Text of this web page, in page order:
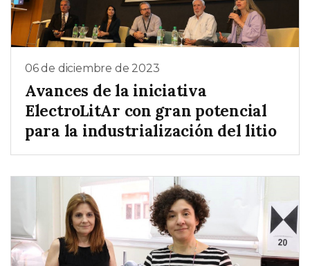
06 de diciembre de 2023
Avances de la iniciativa
ElectroLitAr con gran potencial
para la industrialización del litio